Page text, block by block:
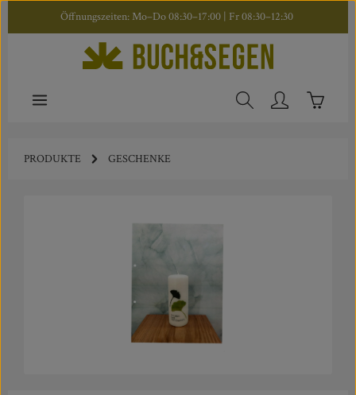
Zum Hauptinhalt springen
Öffnungszeiten: Mo–Do 08:30–17:00 | Fr 08:30–12:30
PRODUKTE GESCHENKE